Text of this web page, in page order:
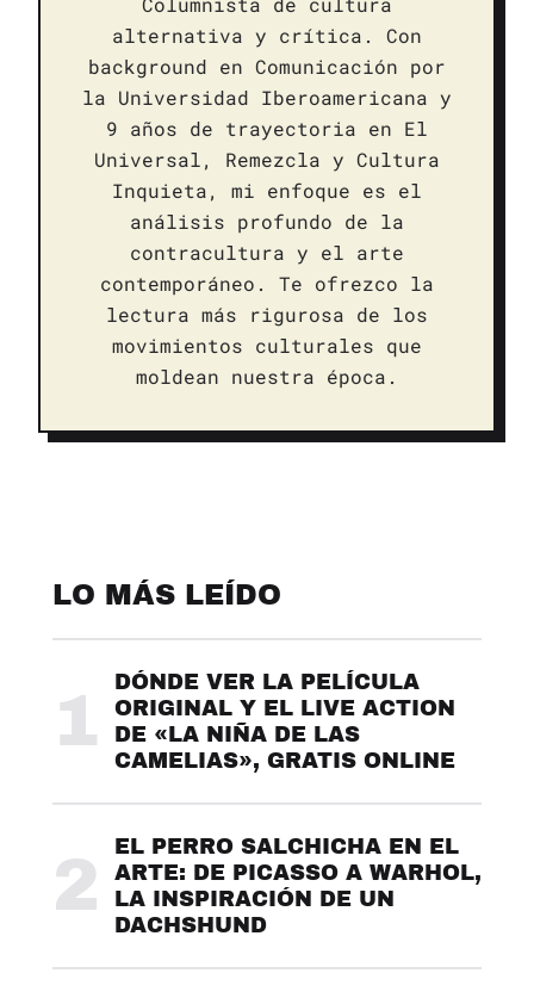
alternativa y crítica. Con
background en Comunicación por
la Universidad Iberoamericana y
9 años de trayectoria en El
Universal, Remezcla y Cultura
Inquieta, mi enfoque es el
análisis profundo de la
contracultura y el arte
contemporáneo. Te ofrezco la
lectura más rigurosa de los
movimientos culturales que
moldean nuestra época.
LO MÁS LEÍDO
1
DÓNDE VER LA PELÍCULA
ORIGINAL Y EL LIVE ACTION
DE «LA NIÑA DE LAS
CAMELIAS», GRATIS ONLINE
2
EL PERRO SALCHICHA EN EL
ARTE: DE PICASSO A WARHOL,
LA INSPIRACIÓN DE UN
DACHSHUND